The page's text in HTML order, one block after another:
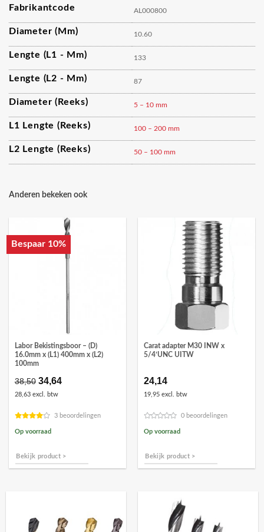
Fabrikantcode AL000800
Diameter (mm) 10.60
Lengte (L1 - Mm) 133
Lengte (L2 - Mm) 87
Diameter (reeks) 5 – 10 mm
L1 Lengte (reeks) 100 – 200 mm
L2 Lengte (reeks) 50 – 100 mm
Anderen bekeken ook
Bespaar 10%
Labor Bekistingsboor – (D)
16.0mm x (L1) 400mm x (L2)
100mm
38,50 Oorspronkelijke
prijs
was:
34,64Huidige
28,63 excl. btw
3 beoordelingen
Op voorraad
Bekijk product >
Carat adapter M30 INW x
5/4’UNC UITW
24,14
19,95 excl. btw
0 beoordelingen
Op voorraad
Bekijk product >